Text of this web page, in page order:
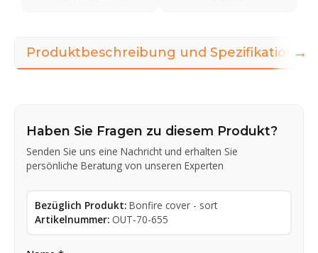
Produktbeschreibung und Spezifikationen
Haben Sie Fragen zu diesem Produkt?
Senden Sie uns eine Nachricht und erhalten Sie
persönliche Beratung von unseren Experten
Bezüglich Produkt: Bonfire cover - sort
Artikelnummer: OUT-70-655
→